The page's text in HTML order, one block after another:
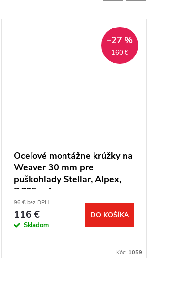
160 €
–27 %
Oceľové montážne krúžky na
Weaver 30 mm pre
puškohľady Stellar, Alpex,
DS35 a Ares
96 € bez DPH
116 €
Skladom
DO KOŠÍKA
Kód: 1059